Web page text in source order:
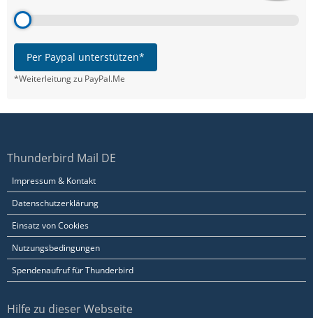
Per Paypal unterstützen*
*Weiterleitung zu PayPal.Me
Thunderbird Mail DE
Impressum & Kontakt
Datenschutzerklärung
Einsatz von Cookies
Nutzungsbedingungen
Spendenaufruf für Thunderbird
Hilfe zu dieser Webseite